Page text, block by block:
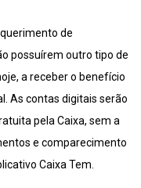
de
possuírem outro tipo de
a receber o benefício
As contas digitais serão
pela Caixa, sem a
e comparecimento
Caixa Tem.